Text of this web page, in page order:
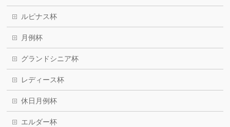
ルピナス杯
月例杯
グランドシニア杯
レディース杯
休日月例杯
エルダー杯